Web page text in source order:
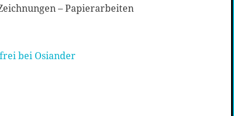
– Papierarbeiten
bei Osiander